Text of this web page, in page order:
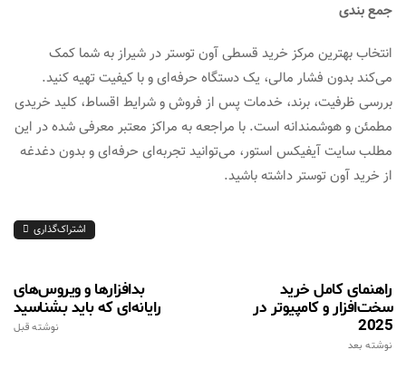
جمع‌ بندی
انتخاب بهترین مرکز خرید قسطی آون توستر در شیراز به شما کمک
می‌کند بدون فشار مالی، یک دستگاه حرفه‌ای و با کیفیت تهیه کنید.
بررسی ظرفیت، برند، خدمات پس از فروش و شرایط اقساط، کلید خریدی
مطمئن و هوشمندانه است. با مراجعه به مراکز معتبر معرفی شده در این
مطلب سایت آیفیکس استور، می‌توانید تجربه‌ای حرفه‌ای و بدون دغدغه
از خرید آون توستر داشته باشید.
اشتراک‌گذاری
بدافزارها و ویروس‌های
رایانه‌ای که باید بشناسید
نوشته قبل
راهنمای کامل خرید
سخت‌افزار و کامپیوتر در
2025
نوشته بعد